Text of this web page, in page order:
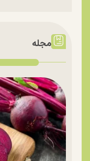
مجله